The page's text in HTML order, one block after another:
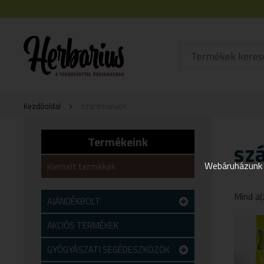
Kezdőoldal
Mind
Termékeink
Kiemelt termékek
AJÁNDÉKBOLT
Teszt alkategória
AKCIÓS TERMÉKEK
GYÓGYÁSZATI SEGÉDESZKÖZÖK